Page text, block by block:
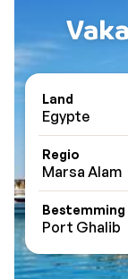
Land
Egypte
Regio
Marsa Alam
Bestemming
Port Ghalib